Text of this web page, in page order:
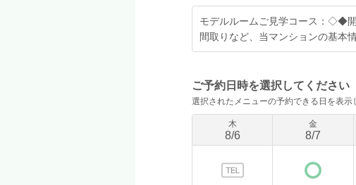
モデルルームご見学コース：◇◆
間取りなど、当マンションの基本
ご予約日時を選択してください
選択されたメニューの予約できる日を表示
木
8/6
金
8/7